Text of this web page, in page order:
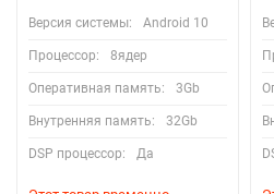
Версия системы: Android 10
Процессор: 8ядер
Оперативная память: 3Gb
Внутренняя память: 32Gb
DSP процессор: Да